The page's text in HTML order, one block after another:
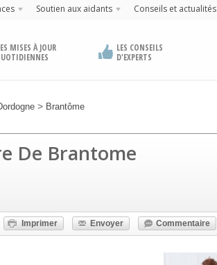
Soutien aux aidants Conseils et actualités
MISES À JOUR
LES CONSEILS
D'EXPERTS
> Brantôme
De Brantome
Imprimer Envoyer Commentaire